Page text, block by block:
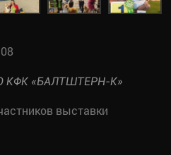
КФК «БАЛТШТЕРН-К»
выставки